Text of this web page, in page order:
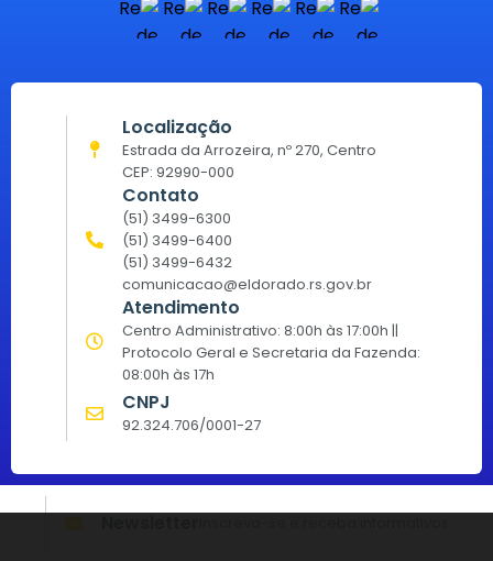
Localização
Estrada da Arrozeira, nº 270, Centro
CEP: 92990-000
Contato
(51) 3499-6300
(51) 3499-6400
(51) 3499-6432
comunicacao@eldorado.rs.gov.br
Atendimento
Centro Administrativo: 8:00h às 17:00h ||
Protocolo Geral e Secretaria da Fazenda:
08:00h às 17h
CNPJ
92.324.706/0001-27